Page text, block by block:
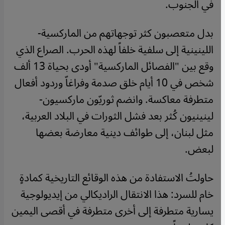
في الجنوب.
بدل متعصبون كثر توجهاتهم من الماركسية-
اللينينية إلى سلفية خلفاً لهذه الحرب. الصراع الذي
وقع بين "الفصائل الماركسية" أودى بحياة 13 ألف
شخص في 10 أيام خلق صدمة وفراغاّ وردود أفعال
متطرفة معاكسة. وانضم ثوريّون ماركسيون-
لينينيون كُثر بعد فشل الثورات في البلاد العربية،
مثل لبنان، إلى طوائف دينية معارضة بعضها
لبعض.
حاولتُ الاستفادة من هذه الوقائع التاريخية كمادةٍ
خام للسرد: هذا الانتقال الراديكالي من إيديولوجية
يسارية متطرفة إلى أخرى متطرفة في أقصى اليمين